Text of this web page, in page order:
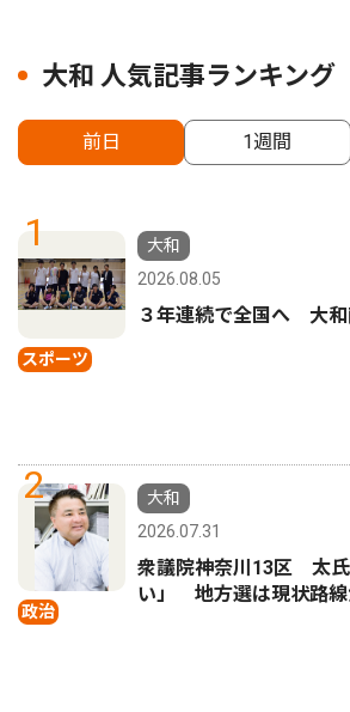
大和 人気記事ランキング
前日 1週間
1
スポーツ
大和
2026.08.05
３年連続で全国へ 大和
2
政治
大和
2026.07.31
衆議院神奈川13区 太
い」 地方選は現状路